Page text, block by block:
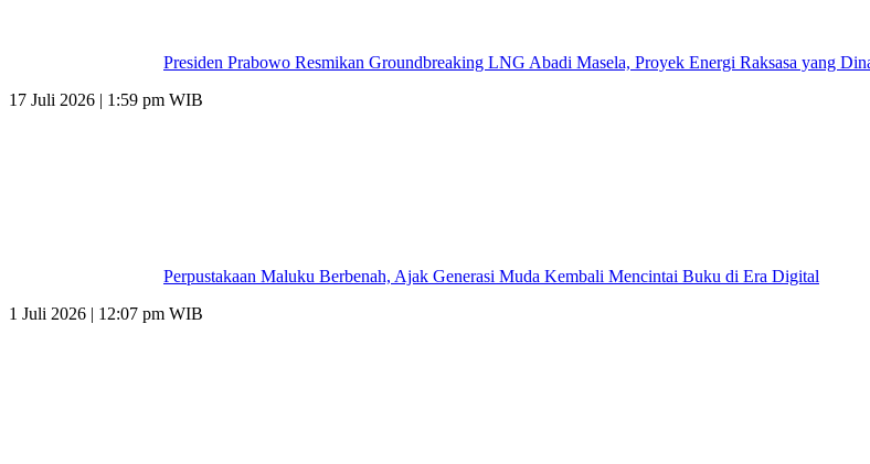
Presiden Prabowo Resmikan Groundbreaking LNG Abadi Masela, Proyek Energi Raksasa yang
17 Juli 2026 | 1:59 pm WIB
Perpustakaan Maluku Berbenah, Ajak Generasi Muda Kembali Mencintai Buku di Era Digital
1 Juli 2026 | 12:07 pm WIB